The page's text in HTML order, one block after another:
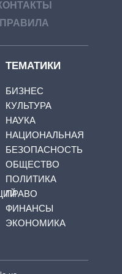
ПРАВИЛА
ТЕМАТИКИ
БИЗНЕС
КУЛЬТУРА
НАУКА
НАЦИОНАЛЬНАЯ
БЕЗОПАСНОСТЬ
ОБЩЕСТВО
ПОЛИТИКА
ПРАВО
ФИНАНСЫ
ЭКОНОМИКА